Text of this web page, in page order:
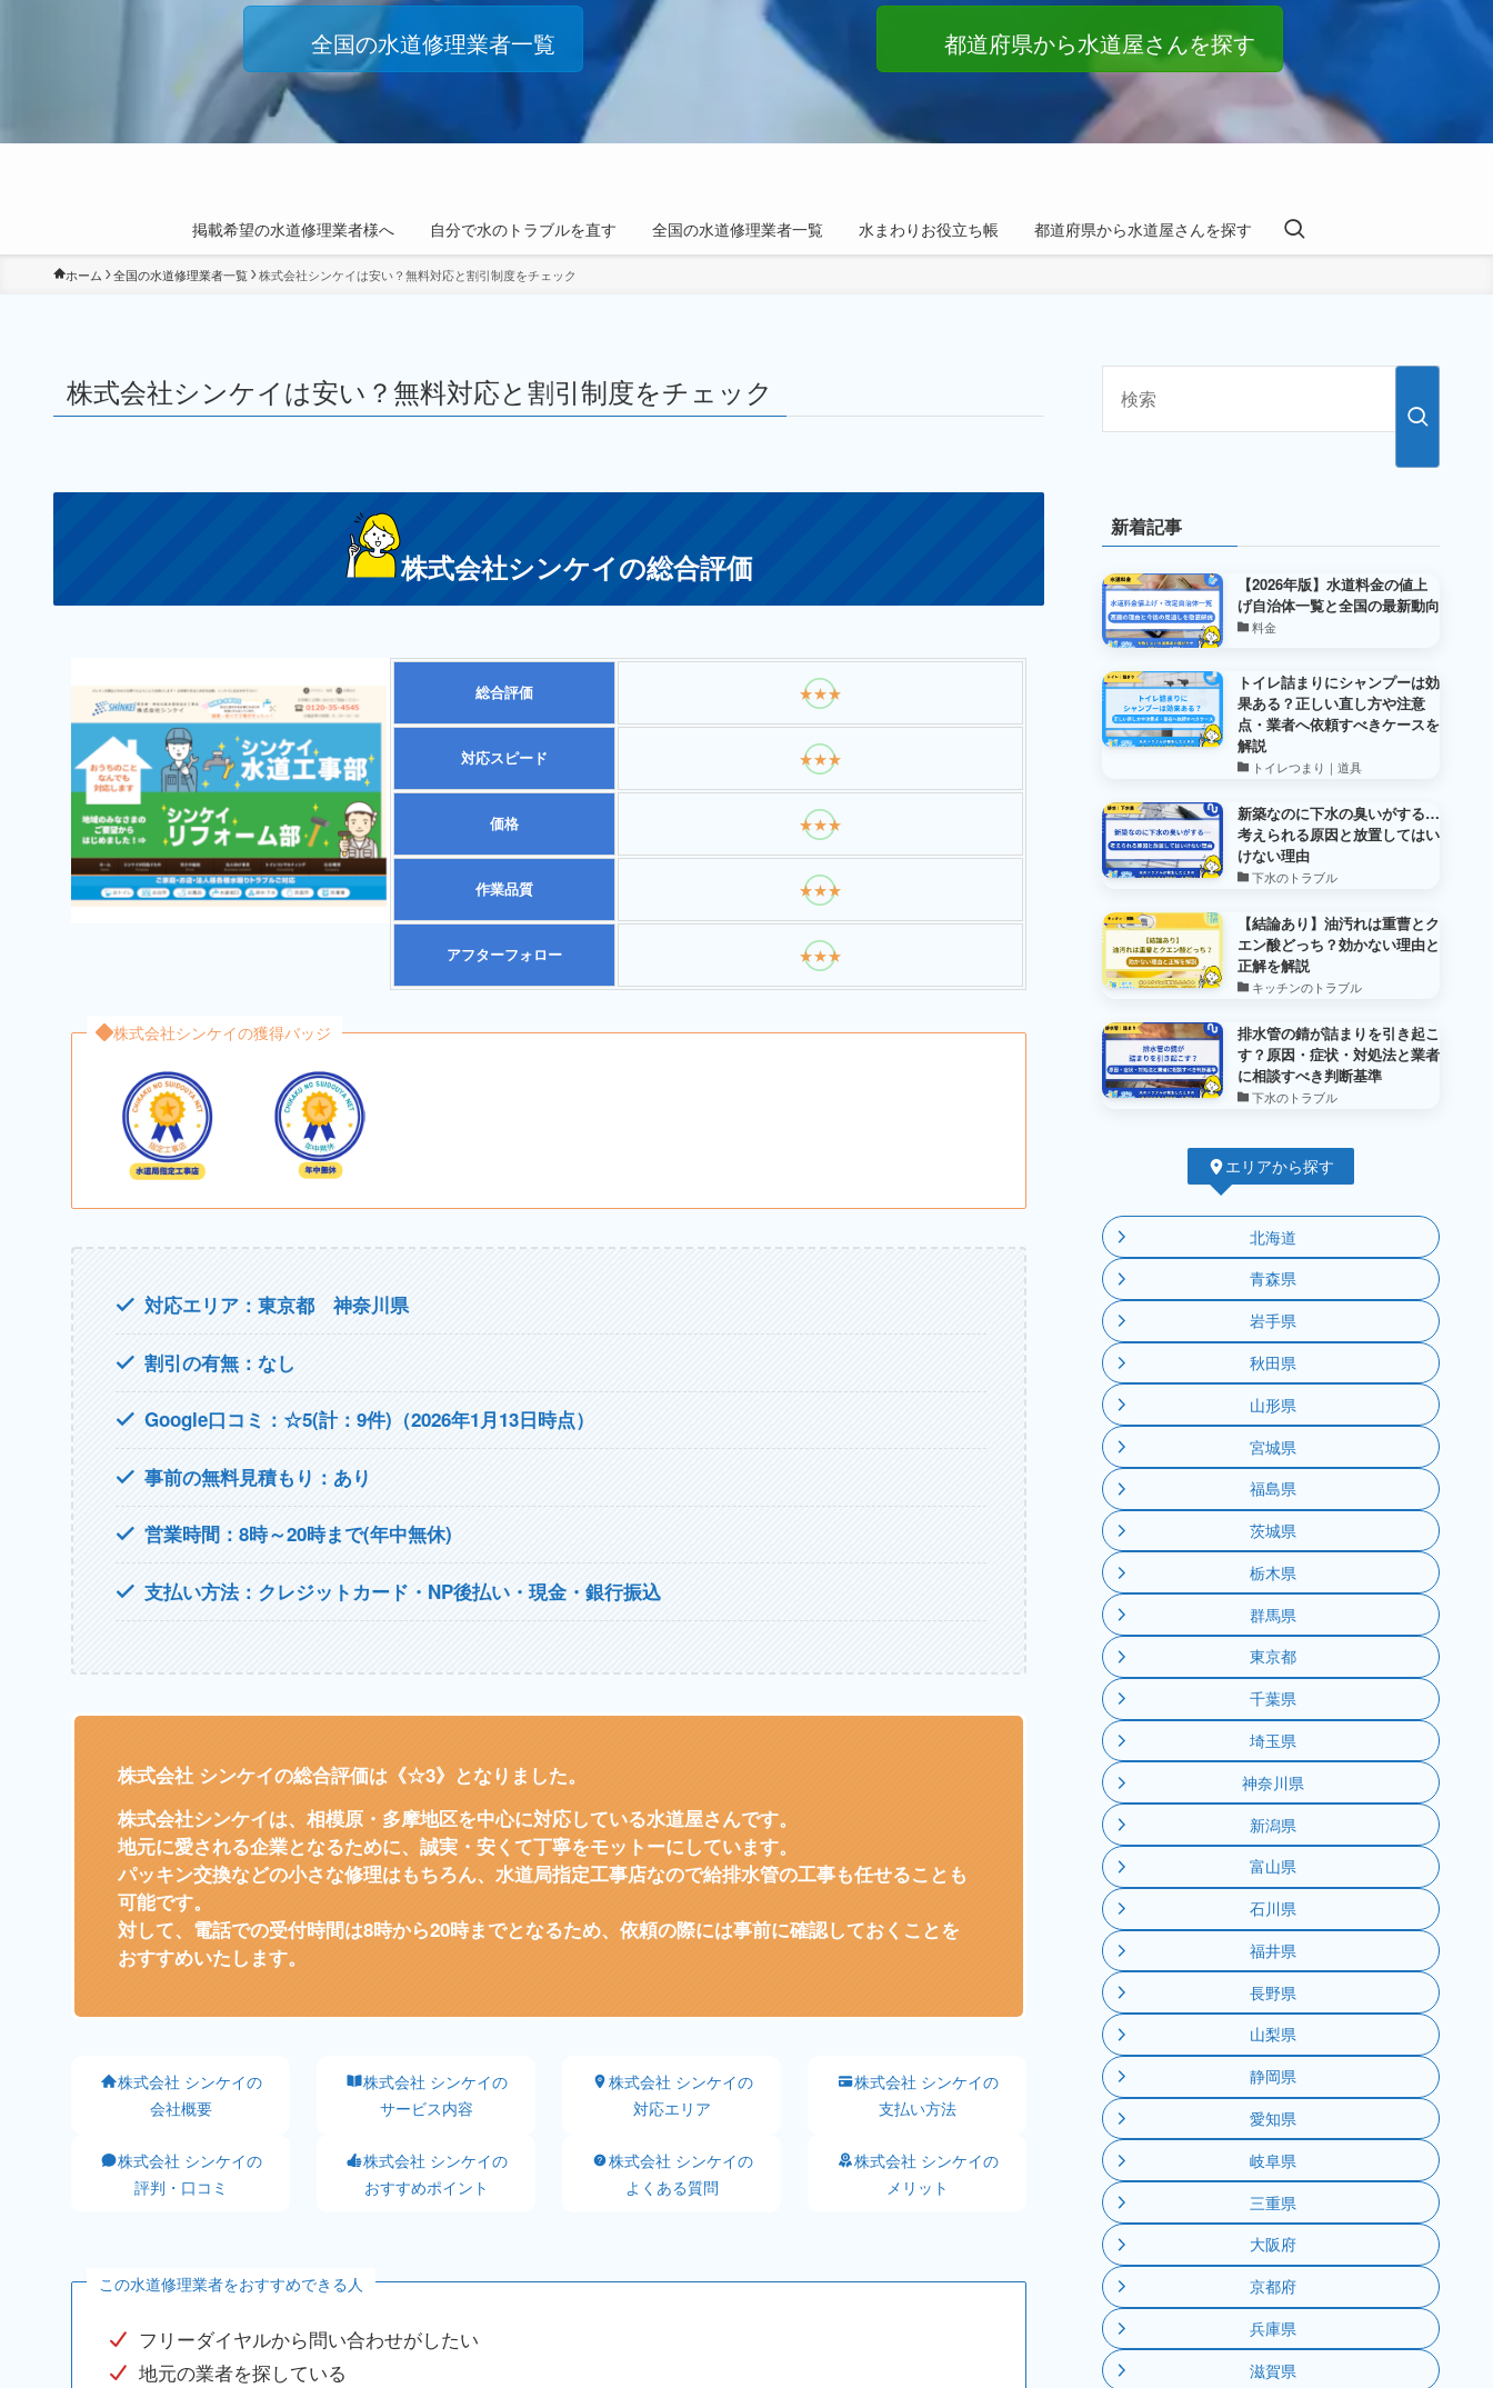
掲載希望の水道修理業者様へ 自分で水のトラブルを直す 全国の水道修理業者一覧 水まわりお役立ち帳 都道府県から水道屋さんを探す
全国の水道修理業者一覧 都道府県から水道屋さんを探す
ホーム 全国の水道修理業者一覧 株式会社シンケイは安い？無料対応と割引制度をチェック
株式会社シンケイは安い？無料対応と割引制度をチェック
株式会社シンケイの総合評価
総合評価 ★★★
対応スピード ★★★
価格 ★★★
作業品質 ★★★
アフターフォロー ★★★
株式会社シンケイの獲得バッジ
対応エリア：東京都 神奈川県
割引の有無：なし
Google口コミ：☆5(計：9件)（2026年1月13日時点）
事前の無料見積もり：あり
営業時間：8時～20時まで(年中無休)
支払い方法：クレジットカード・NP後払い・現金・銀行振込
株式会社 シンケイの総合評価は《☆3》となりました。
株式会社シンケイは、相模原・多摩地区を中心に対応している水道屋さんです。
地元に愛される企業となるために、誠実・安くて丁寧をモットーにしています。
パッキン交換などの小さな修理はもちろん、水道局指定工事店なので給排水管の工事も任せることも
可能です。
対して、電話での受付時間は8時から20時までとなるため、依頼の際には事前に確認しておくことを
おすすめいたします。
株式会社 シンケイの
会社概要
株式会社 シンケイの
サービス内容
株式会社 シンケイの
対応エリア
株式会社 シンケイの
支払い方法
株式会社 シンケイの
評判・口コミ
株式会社 シンケイの
おすすめポイント
株式会社 シンケイの
よくある質問
株式会社 シンケイの
メリット
この水道修理業者をおすすめできる人
フリーダイヤルから問い合わせがしたい
地元の業者を探している
新着記事
【2026年版】水道料金の値上
げ自治体一覧と全国の最新動向
料金
トイレ詰まりにシャンプーは効
果ある？正しい直し方や注意
点・業者へ依頼すべきケースを
解説
トイレつまり｜道具
新築なのに下水の臭いがする…
考えられる原因と放置してはい
けない理由
下水のトラブル
【結論あり】油汚れは重曹とク
エン酸どっち？効かない理由と
正解を解説
キッチンのトラブル
排水管の錆が詰まりを引き起こ
す？原因・症状・対処法と業者
に相談すべき判断基準
下水のトラブル
エリアから探す
北海道
青森県
岩手県
秋田県
山形県
宮城県
福島県
茨城県
栃木県
群馬県
東京都
千葉県
埼玉県
神奈川県
新潟県
富山県
石川県
福井県
長野県
山梨県
静岡県
愛知県
岐阜県
三重県
大阪府
京都府
兵庫県
滋賀県